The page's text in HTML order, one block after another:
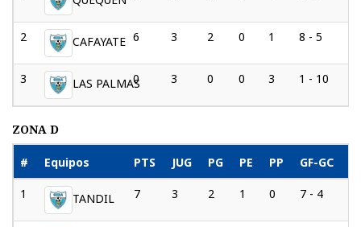
2 CAFAYATE 6 3 2 0 1 8 - 5
3 LAS PALMAS
0 3 0 0 3 1 - 10
ZONA D
# Equipos PTS JUG PG PE PP GF-GC
1 TANDIL 7 3 2 1 0 7 - 4